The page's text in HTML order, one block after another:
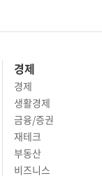
경제
경제
생활경제
금융/증권
재테크